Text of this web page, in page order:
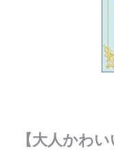
【大人かわ